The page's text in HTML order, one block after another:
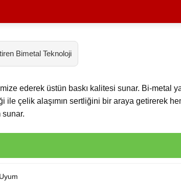
Bimetal Teknoloji
ederek üstün baskı kalitesi sunar. Bi-metal
ile çelik alaşımın sertliğini bir araya getirerek